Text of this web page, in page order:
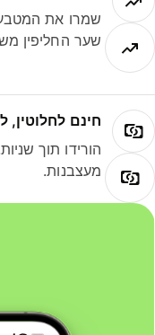
שמרו את
שער החליפין
חינם לחלוטין,
הורידו תוך
מעצבנות.